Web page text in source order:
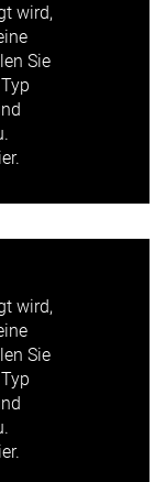
wird,
Sie
wird,
Sie